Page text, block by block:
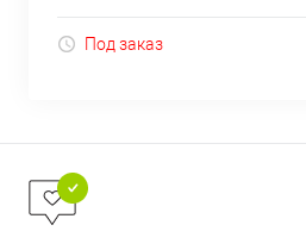
Под заказ